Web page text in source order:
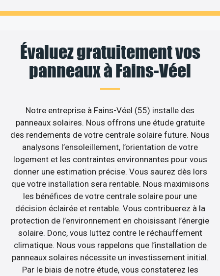
Évaluez gratuitement vos
panneaux à Fains-Véel
Notre entreprise à Fains-Véel (55) installe des
panneaux solaires. Nous offrons une étude gratuite
des rendements de votre centrale solaire future. Nous
analysons l’ensoleillement, l’orientation de votre
logement et les contraintes environnantes pour vous
donner une estimation précise. Vous saurez dès lors
que votre installation sera rentable. Nous maximisons
les bénéfices de votre centrale solaire pour une
décision éclairée et rentable. Vous contribuerez à la
protection de l’environnement en choisissant l’énergie
solaire. Donc, vous luttez contre le réchauffement
climatique. Nous vous rappelons que l’installation de
panneaux solaires nécessite un investissement initial.
Par le biais de notre étude, vous constaterez les